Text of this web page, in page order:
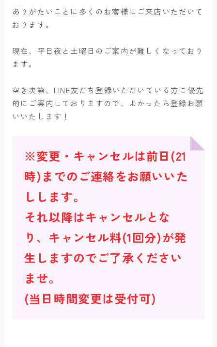
ありがたいことに多くのお客様にご来店いただいて
おります。
現在、平日夜と土曜日のご案内が難しくなっており
ます。
空き次第、LINE友だち登録いただいている方に優先
的にご案内しておりますので、よかったら登録お願
いいたします！
※変更・キャンセルは前日(21
時)までのご連絡をお願いいた
しします。
それ以降はキャンセルとな
り、キャンセル料(1回分)が発
生しますのでご了承ください
ませ。
(当日時間変更は受付可)